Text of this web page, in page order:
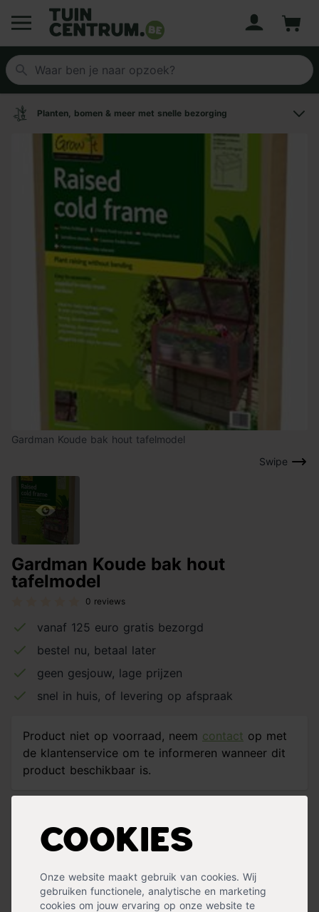
Logo Tuincentrum.be
Cookies
Onze website maakt gebruik van cookies. Wij
gebruiken functionele, analytische en marketing
cookies om jouw ervaring op onze website te
Planten, bomen & meer met snelle bezorging
Swipe
Gardman Koude bak hout tafelmodel
Gardman Koude bak hout
tafelmodel
0 reviews
vanaf 125 euro gratis bezorgd
bestel nu, betaal later
geen gesjouw, lage prijzen
snel in huis, of levering op afspraak
Product niet op voorraad, neem contact op met
de klantenservice om te informeren wanneer dit
product beschikbaar is.
kwaliteit. Ideaal voor het opkeken van uw eigen groente
en kruiden planten. 0,9x0,5x1,05m
Houten koude kweekkas tafelmodel van zeer degelijk
kwaliteit. Ideaal voor het opkeken van uw eigen groente
en kruiden planten. 0,9x0,5x1,05m